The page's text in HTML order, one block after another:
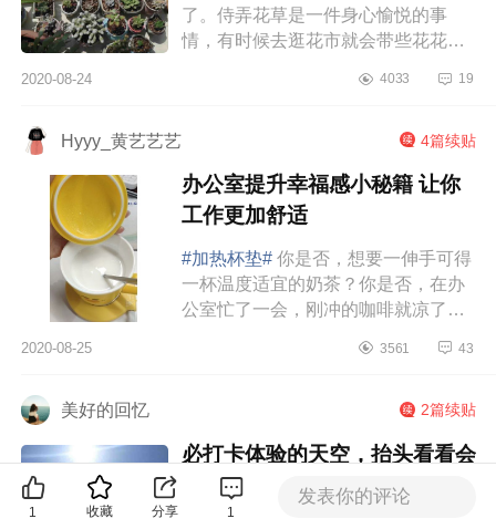
了。侍弄花草是一件身心愉悦的事
情，有时候去逛花市就会带些花花草
我们头疼的问题了，就是我们阳台的
2020-08-24 4033 19
Hyyy_黄艺艺艺 4篇续贴
办公室提升幸福感小秘籍 让你
工作更加舒适
#加热杯垫# 你是否，想要一伸手可得
一杯温度适宜的奶茶？你是否，在办
公室忙了一会，刚冲的咖啡就凉了？
不知道什么时候可以喝的上？其实，
2020-08-25 3561 43
美好的回忆 2篇续贴
必打卡体验的天空，抬头看看会
有不一样的风景
1 收藏 分享 1
发表你的评论